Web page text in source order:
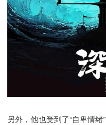
另外，他也受到了“自卑情